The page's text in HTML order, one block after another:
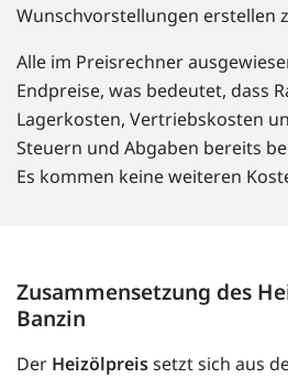
Wunschvorstellungen erstellen
Alle im Preisrechner
Endpreise, was bedeutet, dass
Lagerkosten, Vertriebskosten
Steuern und Abgaben bereits
Es kommen keine weiteren
Zusammensetzung des
Banzin
Der Heizölpreissetzt sich aus